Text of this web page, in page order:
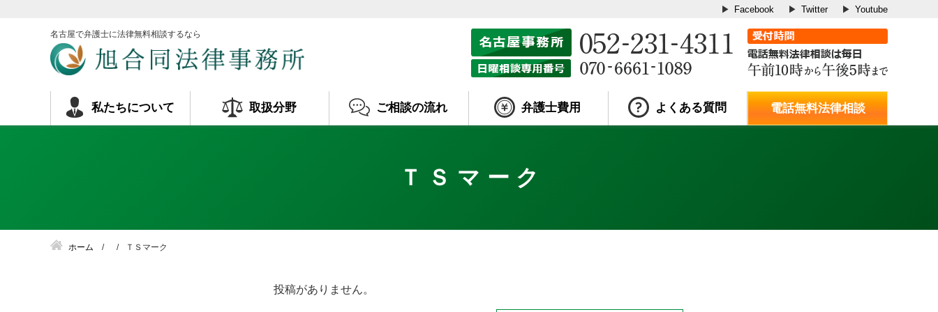
Facebook Twitter Youtube
名古屋で弁護士に法律無料相談するなら
私たちについて 取扱分野 ご相談の流れ 弁護士費用 よくある質問 電話無料法律相談
ＴＳマーク
ホーム ＴＳマーク
投稿がありません。